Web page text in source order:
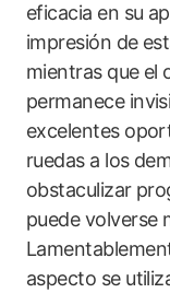
eficacia en su
impresión de
mientras que el
permanece
excelentes
ruedas a los
obstaculizar
puede volverse
aspecto se